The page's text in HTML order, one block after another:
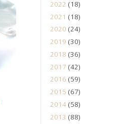
2022 (18)
2021 (18)
2020 (24)
2019 (30)
2018 (36)
2017 (42)
2016 (59)
2015 (67)
2014 (58)
2013 (88)